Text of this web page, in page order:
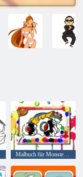
Malbuch für Monster Truck